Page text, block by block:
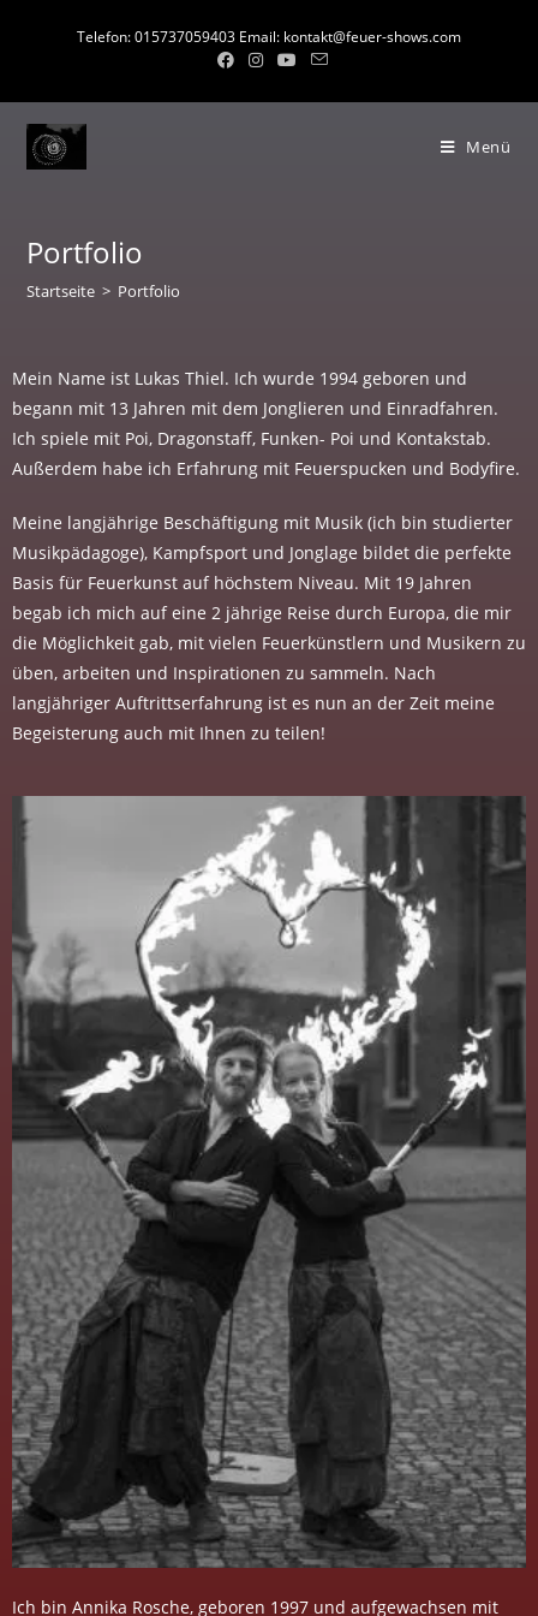
Telefon: 015737059403 Email: kontakt@feuer-shows.com
Menü
Portfolio
Startseite > Portfolio
Mein Name ist Lukas Thiel. Ich wurde 1994 geboren und
begann mit 13 Jahren mit dem Jonglieren und Einradfahren.
Ich spiele mit Poi, Dragonstaff, Funken- Poi und Kontakstab.
Außerdem habe ich Erfahrung mit Feuerspucken und Bodyfire.
Meine langjährige Beschäftigung mit Musik (ich bin studierter
Musikpädagoge), Kampfsport und Jonglage bildet die perfekte
Basis für Feuerkunst auf höchstem Niveau. Mit 19 Jahren
begab ich mich auf eine 2 jährige Reise durch Europa, die mir
die Möglichkeit gab, mit vielen Feuerkünstlern und Musikern zu
üben, arbeiten und Inspirationen zu sammeln. Nach
langjähriger Auftrittserfahrung ist es nun an der Zeit meine
Begeisterung auch mit Ihnen zu teilen!
Ich bin Annika Rosche, geboren 1997 und aufgewachsen mit